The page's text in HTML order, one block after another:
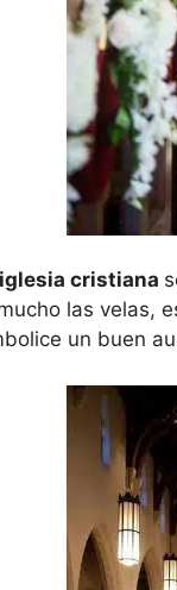
cristiana
las velas,
un buen